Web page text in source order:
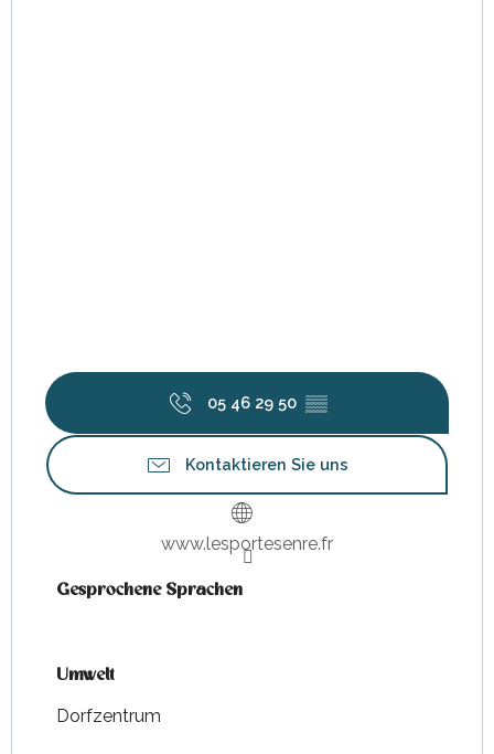
05 46 29 50 ▒▒
Kontaktieren Sie uns
www.lesportesenre.fr
Gesprochene Sprachen
Gesprochene Sprachen
Umwelt
Umwelt
Dorfzentrum